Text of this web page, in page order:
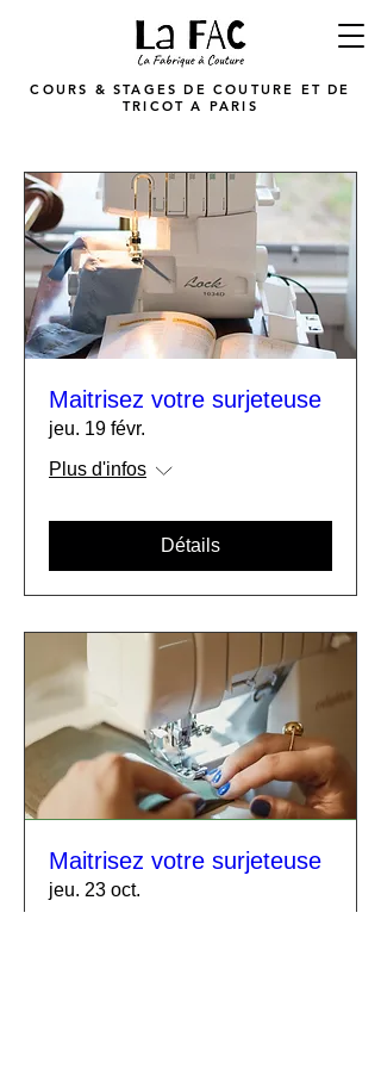
COURS & STAGES DE COUTURE ET DE
TRICOT A PARIS
Maitrisez votre surjeteuse
jeu. 19 févr.
Plus d'infos
Détails
Maitrisez votre surjeteuse
jeu. 23 oct.